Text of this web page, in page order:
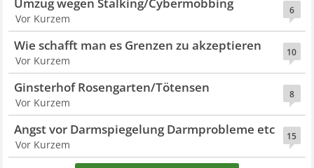
6
Vor Kurzem
10
Wie schafft man es Grenzen zu akzeptieren
Vor Kurzem
8
Ginsterhof Rosengarten/Tötensen
Vor Kurzem
15
Angst vor Darmspiegelung Darmprobleme etc
Vor Kurzem